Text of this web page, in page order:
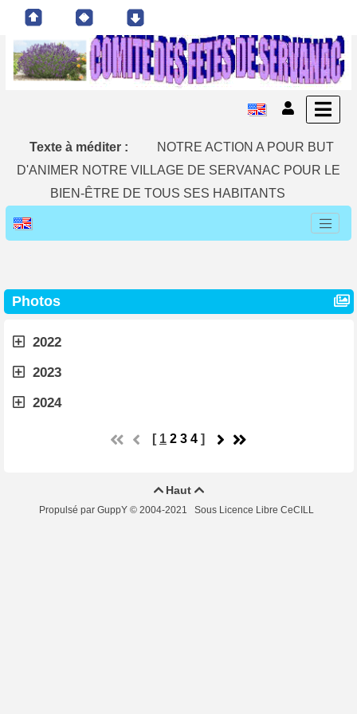
Texte à méditer :
NOTRE ACTION A POUR BUT
D'ANIMER NOTRE VILLAGE DE SERVANAC POUR LE
BIEN-ÊTRE DE TOUS SES HABITANTS
Photos
2022
2023
2024
[ 1 2 3 4 ]
Haut 
Propulsé par GuppY © 2004-2021 Sous Licence Libre CeCILL